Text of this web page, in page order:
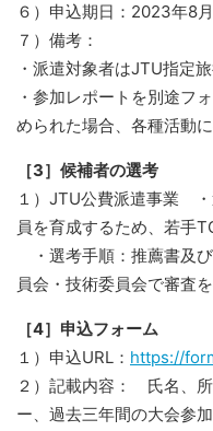
６）申込期日：2023年8月
７）備考：
・派遣対象者はJTU指定
・参加レポートを別途フ
められた場合、各種活動
［3］候補者の選考
１）JTU公費派遣事業
員を育成するため、若手
・選考手順：推薦書及
員会・技術委員会で審査
［4］申込フォーム
１）申込URL： https://
２）記載内容： 氏名、
ー、過去三年間の大会参